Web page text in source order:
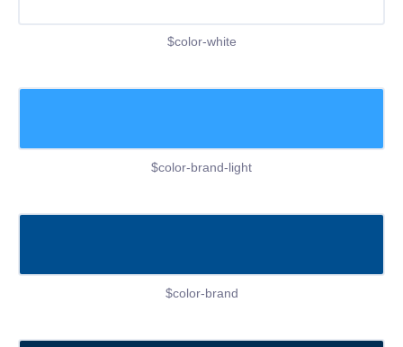
$color-white
$color-brand-light
$color-brand